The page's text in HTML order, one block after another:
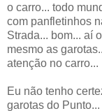
o carro... todo
com panfletinhos
Strada... bom... aí
mesmo as
atenção no carro...
Eu não tenho
garotas do